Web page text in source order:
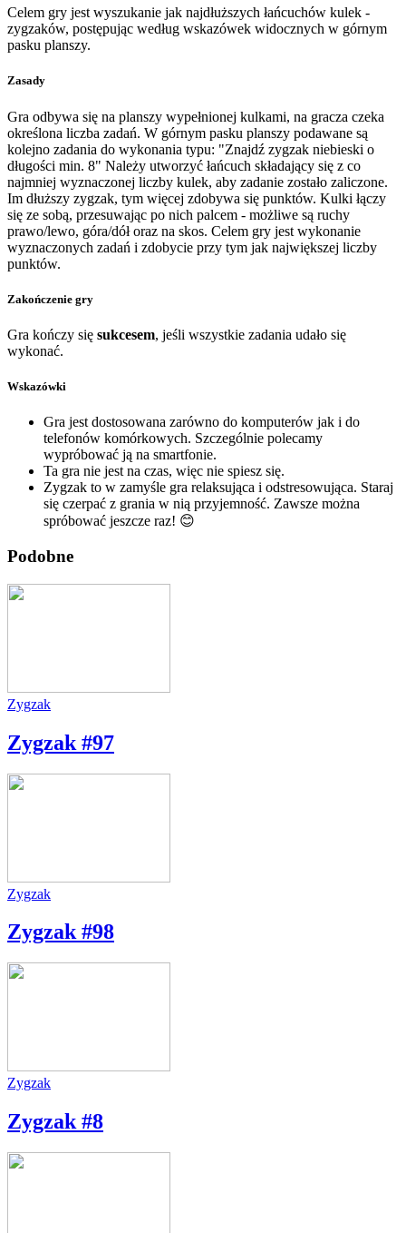
Celem gry jest wyszukanie jak najdłuższych łańcuchów kulek -
zygzaków, postępując według wskazówek widocznych w górnym
pasku planszy.
Zasady
Gra odbywa się na planszy wypełnionej kulkami, na gracza czeka
określona liczba zadań. W górnym pasku planszy podawane są
kolejno zadania do wykonania typu: "Znajdź zygzak niebieski o
długości min. 8" Należy utworzyć łańcuch składający się z co
najmniej wyznaczonej liczby kulek, aby zadanie zostało zaliczone.
Im dłuższy zygzak, tym więcej zdobywa się punktów. Kulki łączy
się ze sobą, przesuwając po nich palcem - możliwe są ruchy
prawo/lewo, góra/dół oraz na skos. Celem gry jest wykonanie
wyznaczonych zadań i zdobycie przy tym jak największej liczby
punktów.
Zakończenie gry
Gra kończy się sukcesem, jeśli wszystkie zadania udało się
wykonać.
Wskazówki
Gra jest dostosowana zarówno do komputerów jak i do
telefonów komórkowych. Szczególnie polecamy
wypróbować ją na smartfonie.
Ta gra nie jest na czas, więc nie spiesz się.
Zygzak to w zamyśle gra relaksująca i odstresowująca. Staraj
się czerpać z grania w nią przyjemność. Zawsze można
spróbować jeszcze raz! 😊
Podobne
Zygzak
Zygzak #97
Zygzak
Zygzak #98
Zygzak
Zygzak #8